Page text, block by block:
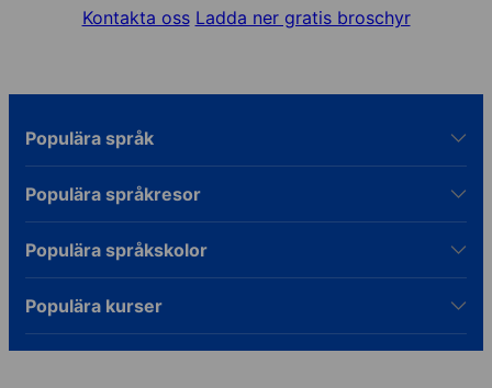
Kontakta oss Ladda ner gratis broschyr
Populära språk
Populära språkresor
Populära språkskolor
Populära kurser